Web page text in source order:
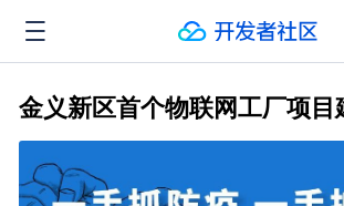
金义新区首个物联网工厂项目